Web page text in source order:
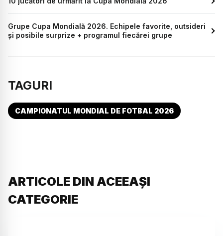
Grupe Cupa Mondială 2026. Echipele favorite, outsideri
și posibile surprize + programul fiecărei grupe
TAGURI
CAMPIONATUL MONDIAL DE FOTBAL 2026
ARTICOLE DIN ACEEAȘI
CATEGORIE